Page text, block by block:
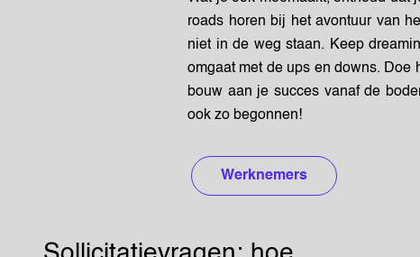
roads horen bij het avontuur van
niet in de weg staan. Keep
omgaat met de ups en downs. Doe
bouw aan je succes vanaf de
ook zo begonnen!
Werknemers